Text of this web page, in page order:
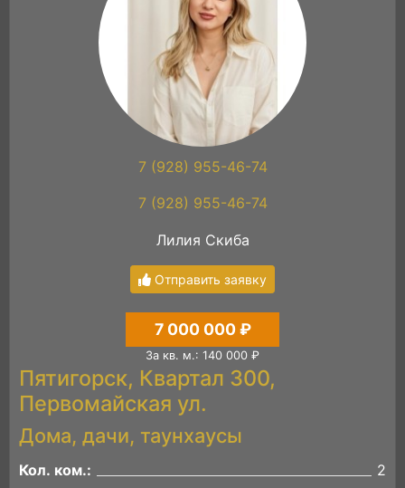
7 (928) 955-46-74
7 (928) 955-46-74
Лилия Скиба
Отправить заявку
7 000 000 ₽
За кв. м.: 140 000 ₽
Пятигорск, Квартал 300,
Первомайская ул.
Дома, дачи, таунхаусы
Кол. ком.:
2